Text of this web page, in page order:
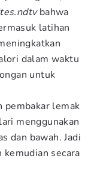
bahwa
latihan
dalam waktu
untuk
pembakar lemak
menggunakan
dan bawah. Jadi
secara